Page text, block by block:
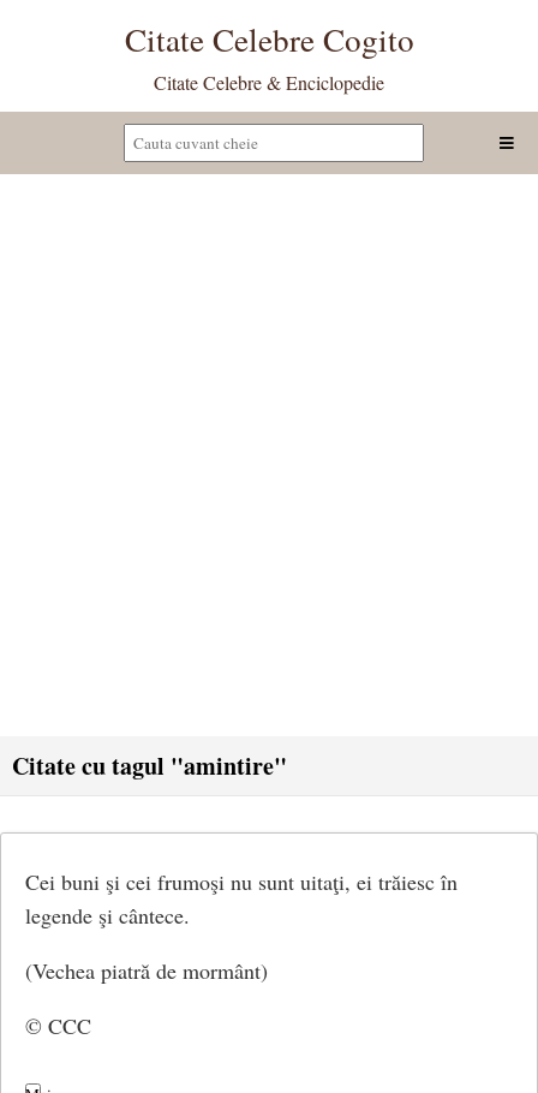
Citate Celebre Cogito
Citate Celebre & Enciclopedie
Citate cu tagul "amintire"
Cei buni şi cei frumoşi nu sunt uitaţi, ei trăiesc în
legende şi cântece.
(Vechea piatră de mormânt)
© CCC